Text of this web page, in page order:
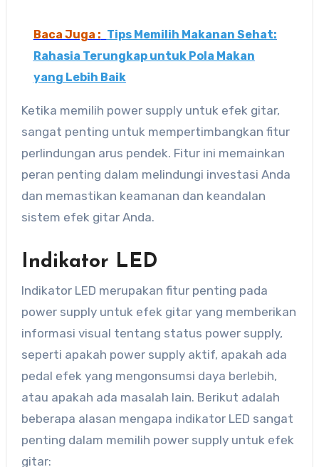
Baca Juga : Tips Memilih Makanan Sehat:
Rahasia Terungkap untuk Pola Makan
yang Lebih Baik
Ketika memilih power supply untuk efek gitar,
sangat penting untuk mempertimbangkan fitur
perlindungan arus pendek. Fitur ini memainkan
peran penting dalam melindungi investasi Anda
dan memastikan keamanan dan keandalan
sistem efek gitar Anda.
Indikator LED
Indikator LED merupakan fitur penting pada
power supply untuk efek gitar yang memberikan
informasi visual tentang status power supply,
seperti apakah power supply aktif, apakah ada
pedal efek yang mengonsumsi daya berlebih,
atau apakah ada masalah lain. Berikut adalah
beberapa alasan mengapa indikator LED sangat
penting dalam memilih power supply untuk efek
gitar: